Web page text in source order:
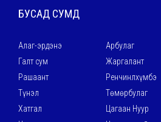
БУСАД СУМД
Алаг-эрдэнэ Арбулаг
Галт сум
Жаргалант
Рашаант
Ренчинлхүмбэ
Түнэл
Төмөрбулаг
Хатгал
Цагаан Нуур